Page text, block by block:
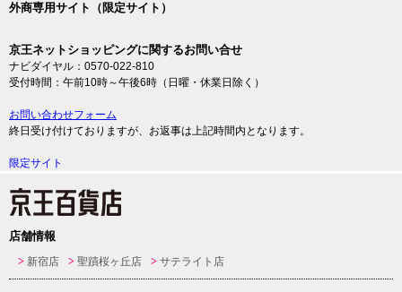
外商専用サイト（限定サイト）
京王ネットショッピングに関するお問い合せ
ナビダイヤル：0570-022-810
受付時間：午前10時～午後6時（日曜・休業日除く）
お問い合わせフォーム
終日受け付けておりますが、お返事は上記時間内となります。
限定サイト
店舗情報
新宿店 聖蹟桜ヶ丘店 サテライト店